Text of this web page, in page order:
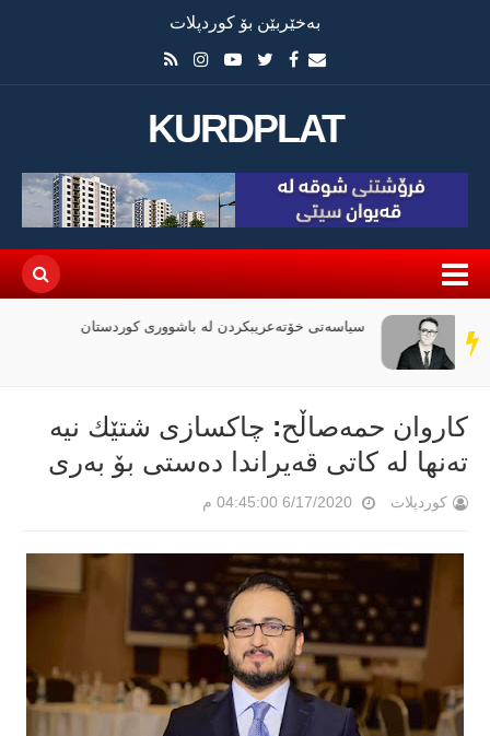
بەخێربێن بۆ کوردپلات
KURDPLAT
سەر
دێڕ
چۆن فیلمی (ئۆدیسە)ی کریستۆفەر نۆلان بووبە
كاروان حمەصاڵح: چاكسازی شتێك نیە
تەنها لە كاتی قەیراندا دەستی بۆ بەری
کوردپلات 6/17/2020 04:45:00 م